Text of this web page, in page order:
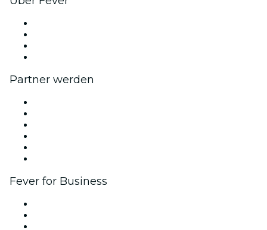
Partner werden
Fever for Business